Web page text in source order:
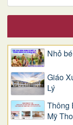
Nhỏ
Giáo
Lý
Thông
Mỹ Tho